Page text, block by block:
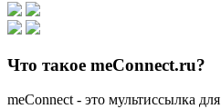
Что такое meConnect.ru?
meConnect - это мультиссылка